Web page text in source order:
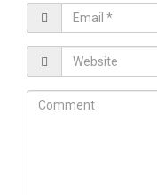
*
m
l
e
b